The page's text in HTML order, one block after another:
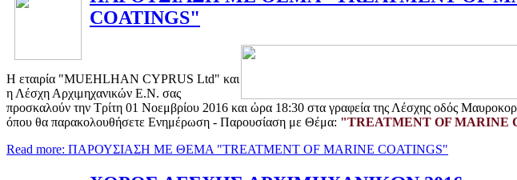
COATINGS"
Η εταιρία "MUEHLHAN CYPRUS Ltd" και
η Λέσχη Αρχιμηχανικών Ε.Ν. σας
προσκαλούν την Τρίτη 01 Νοεμβρίου 2016 και ώρα 18:30 στα γραφεία της Λέσχης οδός
όπου θα παρακολουθήσετε Ενημέρωση - Παρουσίαση με Θέμα: "TREATMENT OF MARINE
Read more: ΠΑΡΟΥΣΙΑΣΗ ΜΕ ΘΕΜΑ "TREATMENT OF MARINE COATINGS"